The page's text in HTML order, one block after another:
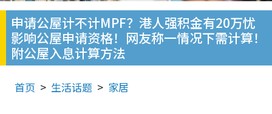
申请公屋计不计MPF？港人强积金有20万忧
影响公屋申请资格！网友称一情况下需计算！
附公屋入息计算方法
首页 生活话题 家居